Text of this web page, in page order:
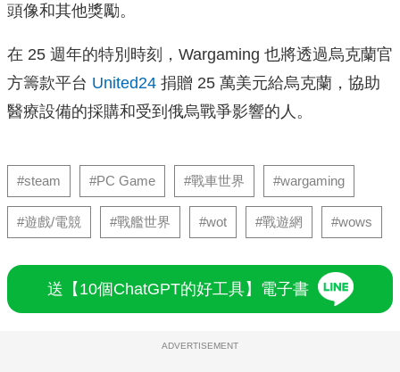
頭像和其他獎勵。
在 25 週年的特別時刻，Wargaming 也將透過烏克蘭官
方籌款平台 United24 捐贈 25 萬美元給烏克蘭，協助
醫療設備的採購和受到俄烏戰爭影響的人。
#steam #PC Game #戰車世界 #wargaming
#遊戲/電競 #戰艦世界 #wot #戰遊網 #wows
送【10個ChatGPT的好工具】電子書
ADVERTISEMENT